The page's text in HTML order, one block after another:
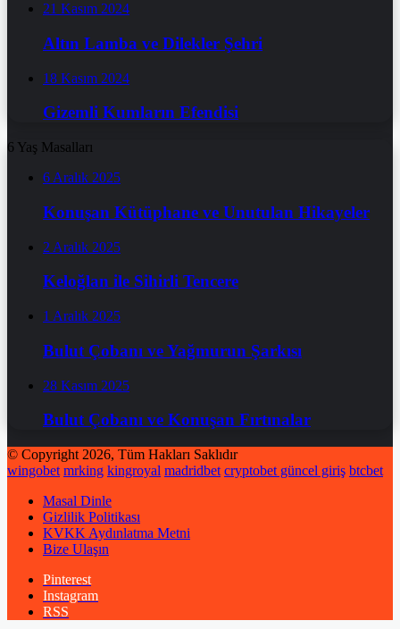
21 Kasım 2024
Altın Lamba ve Dilekler Şehri
18 Kasım 2024
Gizemli Kumların Efendisi
6 Yaş Masalları
6 Aralık 2025
Konuşan Kütüphane ve Unutulan Hikayeler
2 Aralık 2025
Keloğlan ile Sihirli Tencere
1 Aralık 2025
Bulut Çobanı ve Yağmurun Şarkısı
28 Kasım 2025
Bulut Çobanı ve Konuşan Fırtınalar
© Copyright 2026, Tüm Hakları Saklıdır
wingobet mrking kingroyal madridbet cryptobet güncel giriş btcbet
Masal Dinle
Gizlilik Politikası
KVKK Aydınlatma Metni
Bize Ulaşın
Pinterest
Instagram
RSS